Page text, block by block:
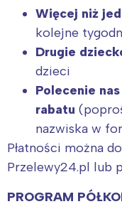
Więcej niż
kolejne
Drugie
dzieci
Polecenie nas
rabatu
nazwiska w
Płatności można
Przelewy24.pl lub
PROGRAM